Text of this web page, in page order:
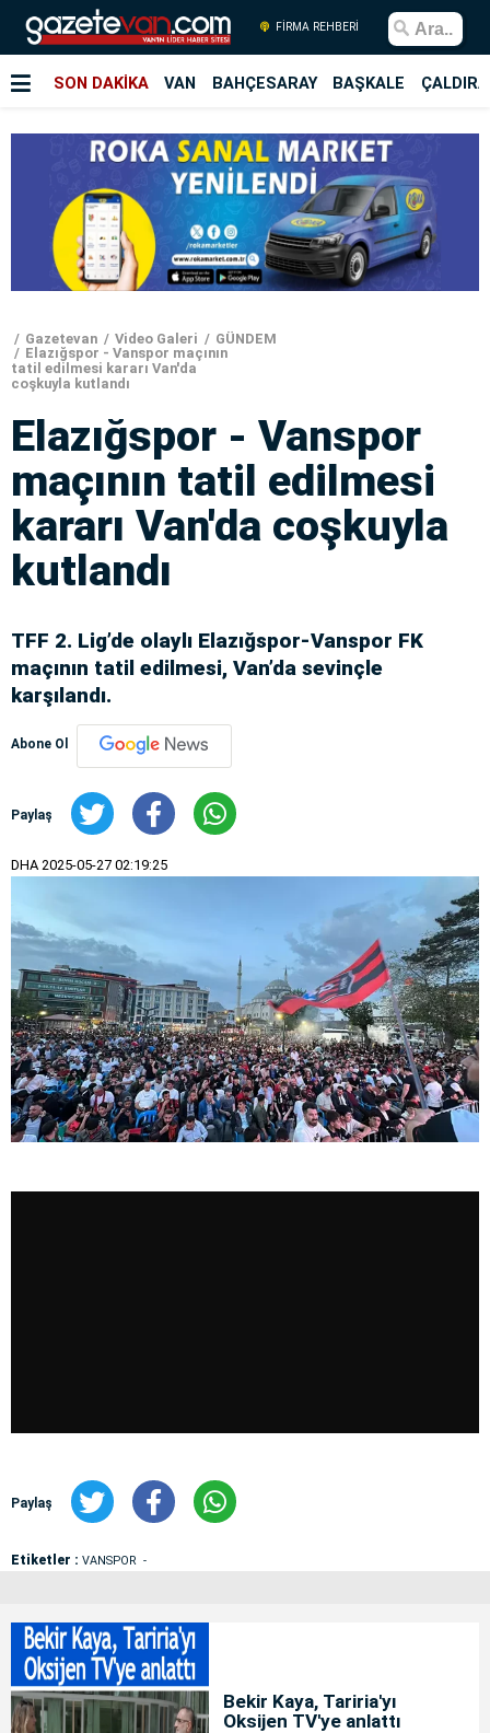
FİRMA REHBERİ
SON DAKİKA VAN BAHÇESARAY BAŞKALE
Gazetevan Video Galeri
GÜNDEM
Elazığspor - Vanspor maçının
tatil edilmesi kararı Van'da
coşkuyla kutlandı
Elazığspor - Vanspor
maçının tatil edilmesi
kararı Van'da coşkuyla
kutlandı
TFF 2. Lig’de olaylı Elazığspor-Vanspor FK
maçının tatil edilmesi, Van’da sevinçle
karşılandı.
Abone Ol
Paylaş
DHA 2025-05-27 02:19:25
Paylaş
Etiketler : VANSPOR
Bekir Kaya, Tariria'yı
Oksijen TV'ye anlattı